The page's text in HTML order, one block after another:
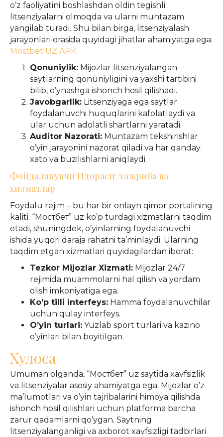
o’z faoliyatini boshlashdan oldin tegishli
litsenziyalarni olmoqda va ularni muntazam
yangilab turadi. Shu bilan birga, litsenziyalash
jarayonlari orasida quyidagi jihatlar ahamiyatga ega:
Mostbet UZ APK
Qonuniylik: Mijozlar litsenziyalangan
saytlarning qonuniyligini va yaxshi tartibini
bilib, o’ynashga ishonch hosil qilishadi.
Javobgarlik: Litsenziyaga ega saytlar
foydalanuvchi huquqlarini kafolatlaydi va
ular uchun adolatli shartlarni yaratadi.
Auditor Nazorati: Muntazam tekshirishlar
o’yin jarayonini nazorat qiladi va har qanday
xato va buzilishlarni aniqlaydi.
Фойдаланувчи Идораси: тажриба ва
хизматлар
Foydalu rejim – bu har bir onlayn qimor portalining
kaliti. “Мостбет” uz ko’p turdagi xizmatlarni taqdim
etadi, shuningdek, o’yinlarning foydalanuvchi
ishida yuqori daraja rahatni ta’minlaydi. Ularning
taqdim etgan xizmatlari quyidagilardan iborat:
Tezkor Mijozlar Xizmati: Mijozlar 24/7
rejimida muammolarni hal qilish va yordam
olish imkoniyatiga ega.
Ko’p tilli interfeys: Hamma foydalanuvchilar
uchun qulay interfeys.
O’yin turlari: Yuzlab sport turlari va kazino
o’yinlari bilan boyitilgan.
Хулоса
Umuman olganda, “Мостбет” uz saytida xavfsizlik
va litsenziyalar asosiy ahamiyatga ega. Mijozlar o’z
ma’lumotlari va o’yin tajribalarini himoya qilishda
ishonch hosil qilishlari uchun platforma barcha
zarur qadamlarni qo’ygan. Saytning
litsenziyalanganligi va axborot xavfsizligi tadbirlari